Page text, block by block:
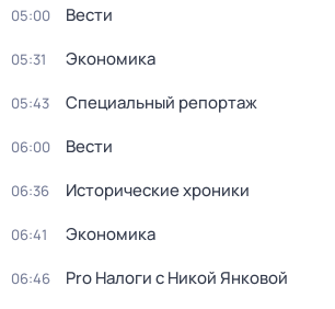
05:00 Вести
05:31 Экономика
05:43 Специальный репортаж
06:00 Вести
06:36 Исторические хроники
06:41 Экономика
06:46 Pro Налоги с Никой Янковой